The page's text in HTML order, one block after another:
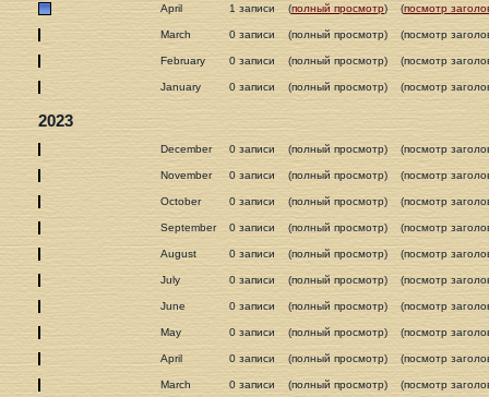
April 1 записи (полный просмотр) (посмотр
March 0 записи (полный просмотр) (посмотр
February 0 записи (полный просмотр) (посмотр
January 0 записи (полный просмотр) (посмотр
2023
December 0 записи (полный просмотр) (посмотр
November 0 записи (полный просмотр) (посмотр
October 0 записи (полный просмотр) (посмотр
September 0 записи (полный просмотр) (посмотр
August 0 записи (полный просмотр) (посмотр
July 0 записи (полный просмотр) (посмотр
June 0 записи (полный просмотр) (посмотр
May 0 записи (полный просмотр) (посмотр
April 0 записи (полный просмотр) (посмотр
March 0 записи (полный просмотр) (посмотр